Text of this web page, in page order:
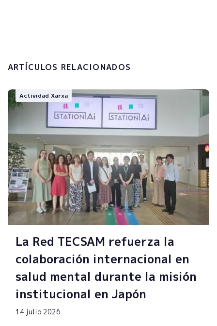
ARTÍCULOS RELACIONADOS
Actividad Xarxa
La Red TECSAM refuerza la
colaboración internacional en
salud mental durante la misión
institucional en Japón
14 julio 2026